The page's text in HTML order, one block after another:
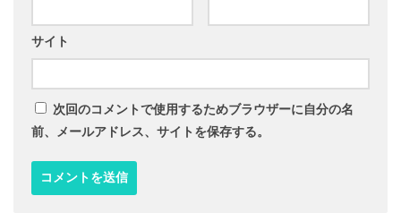
サイト
次回のコメントで使用するためブラウザーに自分の名
前、メールアドレス、サイトを保存する。